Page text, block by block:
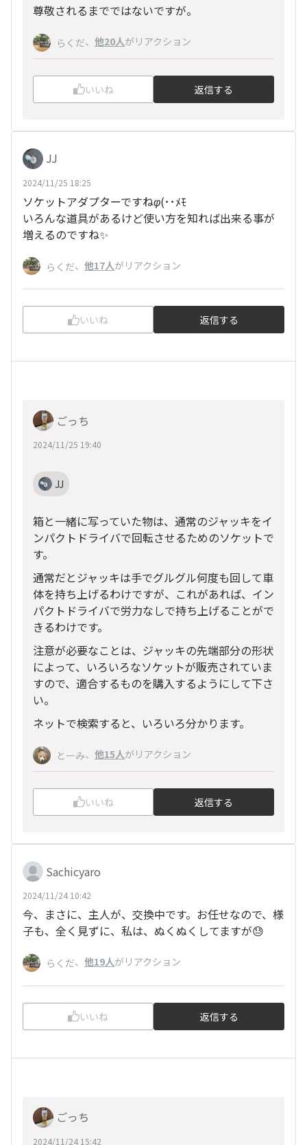
尊敬されるまでではないですが。
らくだ、 他20人がリアクション
いいね 返信する
JJ
2024/11/25 18:25
ソケットアダプターですねφ(･ ･ﾒﾓ
いろんな道具があるけど使い方を知れば出来る事が
増えるのですね✨
らくだ、 他17人がリアクション
いいね 返信する
ごっち
2024/11/25 19:40
JJ
箱と一緒に写っていた物は、通常のジャッキをイ
ンパクトドライバで回転させるためのソケットで
す。
通常だとジャッキは手でグルグル何度も回して車
体を持ち上げるわけですが、これがあれば、イン
パクトドライバで労力なしで持ち上げることがで
きるわけです。
注意が必要なことは、ジャッキの先端部分の形状
によって、いろいろなソケットが販売されていま
すので、適合するものを購入するようにして下さ
い。
ネットで検索すると、いろいろ分かります。
とーみ、 他15人がリアクション
いいね 返信する
Sachicyaro
2024/11/24 10:42
今、まさに、主人が、交換中です。お任せなので、様
子も、全く見ずに、私は、ぬくぬくしてますが😓
らくだ、 他19人がリアクション
いいね 返信する
ごっち
2024/11/24 15:42